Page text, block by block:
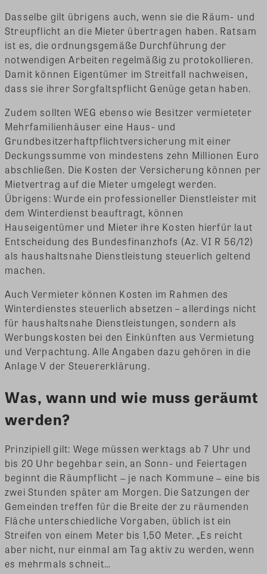
Dasselbe gilt übrigens auch, wenn sie die Räum- und
Streupflicht an die Mieter übertragen haben. Ratsam
ist es, die ordnungsgemäße Durchführung der
notwendigen Arbeiten regelmäßig zu protokollieren.
Damit können Eigentümer im Streitfall nachweisen,
dass sie ihrer Sorgfaltspflicht Genüge getan haben.
Zudem sollten WEG ebenso wie Besitzer vermieteter
Mehrfamilienhäuser eine Haus- und
Grundbesitzerhaftpflichtversicherung mit einer
Deckungssumme von mindestens zehn Millionen Euro
abschließen. Die Kosten der Versicherung können per
Mietvertrag auf die Mieter umgelegt werden.
Übrigens: Wurde ein professioneller Dienstleister mit
dem Winterdienst beauftragt, können
Hauseigentümer und Mieter ihre Kosten hierfür laut
Entscheidung des Bundesfinanzhofs (Az. VI R 56/12)
als haushaltsnahe Dienstleistung steuerlich geltend
machen.
Auch Vermieter können Kosten im Rahmen des
Winterdienstes steuerlich absetzen – allerdings nicht
für haushaltsnahe Dienstleistungen, sondern als
Werbungskosten bei den Einkünften aus Vermietung
und Verpachtung. Alle Angaben dazu gehören in die
Anlage V der Steuererklärung.
Was, wann und wie muss geräumt
werden?
Prinzipiell gilt: Wege müssen werktags ab 7 Uhr und
bis 20 Uhr begehbar sein, an Sonn- und Feiertagen
beginnt die Räumpflicht ‒ je nach Kommune ‒ eine bis
zwei Stunden später am Morgen. Die Satzungen der
Gemeinden treffen für die Breite der zu räumenden
Fläche unterschiedliche Vorgaben, üblich ist ein
Streifen von einem Meter bis 1,50 Meter. „Es reicht
aber nicht, nur einmal am Tag aktiv zu werden, wenn
es mehrmals schneit…